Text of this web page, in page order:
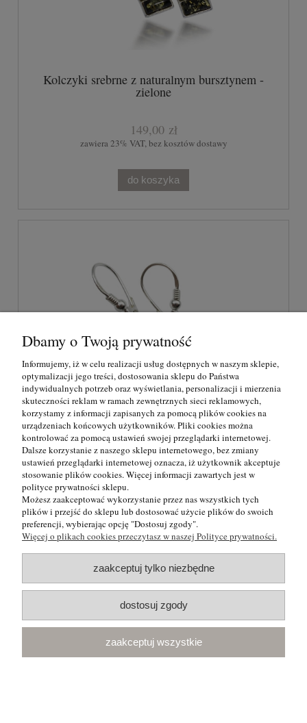
Kolczyki srebrne z naturalnym bursztynem -
zielone
149,00 zł
zawiera 23% VAT, bez kosztów dostawy
do koszyka
Kolczyki srebrne z naturalnym bursztynem -
zielone
105,00 zł
zawiera 23% VAT, bez kosztów dostawy
do koszyka
Dbamy o Twoją prywatność
Informujemy, iż w celu realizacji usług dostępnych w naszym sklepie,
optymalizacji jego treści, dostosowania sklepu do Państwa
indywidualnych potrzeb oraz wyświetlania, personalizacji i mierzenia
skuteczności reklam w ramach zewnętrznych sieci reklamowych,
korzystamy z informacji zapisanych za pomocą plików cookies na
urządzeniach końcowych użytkowników. Pliki cookies można
kontrolować za pomocą ustawień swojej przeglądarki internetowej.
Dalsze korzystanie z naszego sklepu internetowego, bez zmiany
ustawień przeglądarki internetowej oznacza, iż użytkownik akceptuje
stosowanie plików cookies. Więcej informacji zawartych jest w
polityce prywatności sklepu.
Możesz zaakceptować wykorzystanie przez nas wszystkich tych
plików i przejść do sklepu lub dostosować użycie plików do swoich
preferencji, wybierając opcję "Dostosuj zgody".
Więcej o plikach cookies przeczytasz w naszej Polityce prywatności.
zaakceptuj tylko niezbędne
dostosuj zgody
zaakceptuj wszystkie